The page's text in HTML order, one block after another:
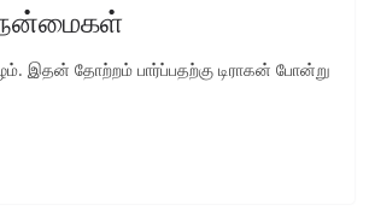
நன்மைகள்
இதன் தோற்றம் பார்ப்பதற்கு டிராகன் போன்று